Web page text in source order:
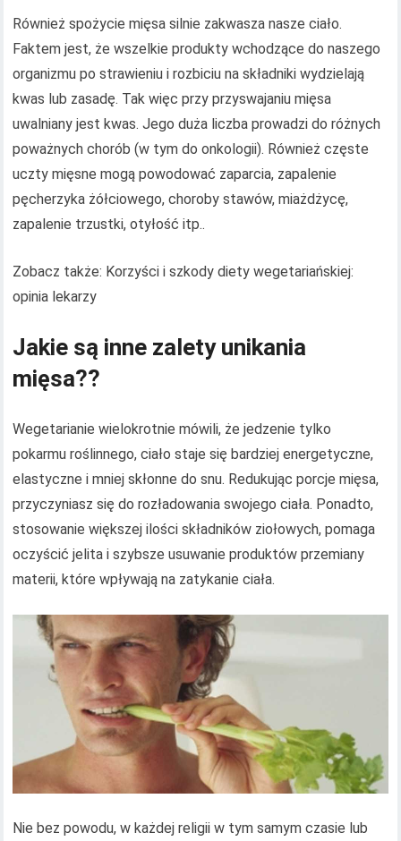
Również spożycie mięsa silnie zakwasza nasze ciało.
Faktem jest, że wszelkie produkty wchodzące do naszego
organizmu po strawieniu i rozbiciu na składniki wydzielają
kwas lub zasadę. Tak więc przy przyswajaniu mięsa
uwalniany jest kwas. Jego duża liczba prowadzi do różnych
poważnych chorób (w tym do onkologii). Również częste
uczty mięsne mogą powodować zaparcia, zapalenie
pęcherzyka żółciowego, choroby stawów, miażdżycę,
zapalenie trzustki, otyłość itp..
Zobacz także: Korzyści i szkody diety wegetariańskiej:
opinia lekarzy
Jakie są inne zalety unikania
mięsa??
Wegetarianie wielokrotnie mówili, że jedzenie tylko
pokarmu roślinnego, ciało staje się bardziej energetyczne,
elastyczne i mniej skłonne do snu. Redukując porcje mięsa,
przyczyniasz się do rozładowania swojego ciała. Ponadto,
stosowanie większej ilości składników ziołowych, pomaga
oczyścić jelita i szybsze usuwanie produktów przemiany
materii, które wpływają na zatykanie ciała.
Nie bez powodu, w każdej religii w tym samym czasie lub